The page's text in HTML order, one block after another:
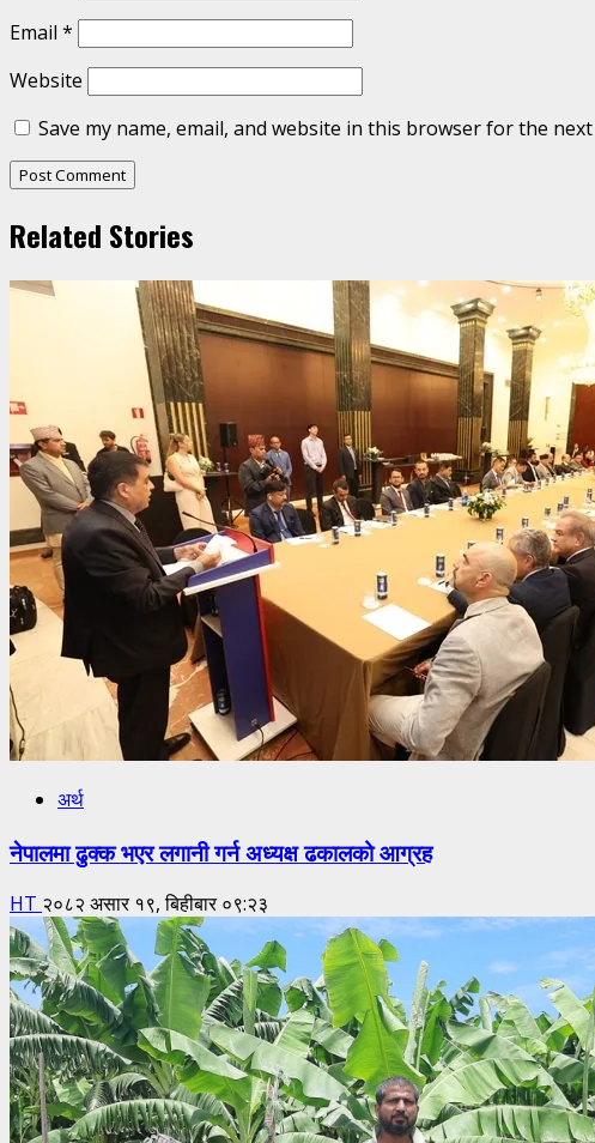
Email *
Website
Save my name, email, and website in this browser for the
Related Stories
अर्थ
नेपालमा ढुक्क भएर लगानी गर्न अध्यक्ष ढकालको आग्रह
HT २०८२ असार १९, बिहीबार ०९:२३